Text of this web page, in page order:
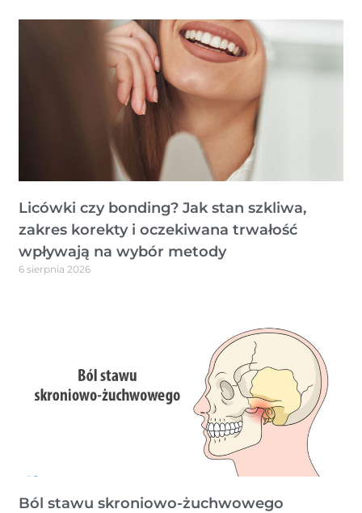
Licówki czy bonding? Jak stan szkliwa,
zakres korekty i oczekiwana trwałość
wpływają na wybór metody
6 sierpnia 2026
Ból stawu skroniowo-żuchwowego